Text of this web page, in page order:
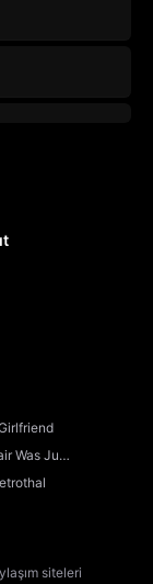
Was Just
siteleri